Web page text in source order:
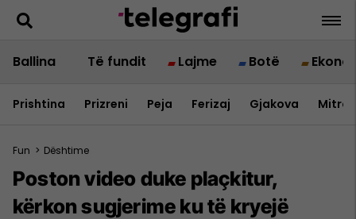
Ballina Të fundit Lajme Botë
Prishtina Prizreni Peja Ferizaj Gjakova
Fun > Dështime
Poston video duke plaçkitur,
kërkon sugjerime ku të kryejë